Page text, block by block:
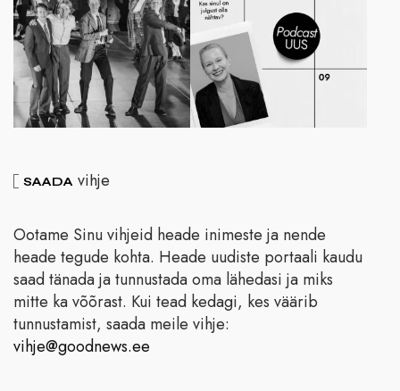
SAADA vihje
Ootame Sinu vihjeid heade inimeste ja nende
heade tegude kohta. Heade uudiste portaali kaudu
saad tänada ja tunnustada oma lähedasi ja miks
mitte ka võõrast. Kui tead kedagi, kes väärib
tunnustamist, saada meile vihje:
vihje@goodnews.ee